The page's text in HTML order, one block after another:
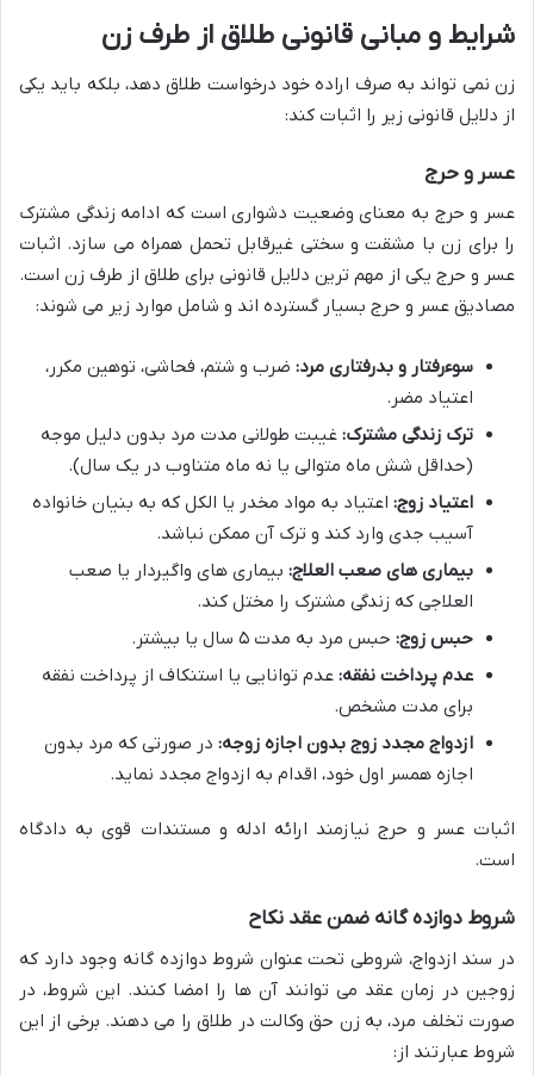
شرایط و مبانی قانونی طلاق از طرف زن
زن نمی تواند به صرف اراده خود درخواست طلاق دهد، بلکه باید یکی
از دلایل قانونی زیر را اثبات کند:
عسر و حرج
عسر و حرج به معنای وضعیت دشواری است که ادامه زندگی مشترک
را برای زن با مشقت و سختی غیرقابل تحمل همراه می سازد. اثبات
عسر و حرج یکی از مهم ترین دلایل قانونی برای طلاق از طرف زن است.
مصادیق عسر و حرج بسیار گسترده اند و شامل موارد زیر می شوند:
سوءرفتار و بدرفتاری مرد: ضرب و شتم، فحاشی، توهین مکرر،
اعتیاد مضر.
ترک زندگی مشترک: غیبت طولانی مدت مرد بدون دلیل موجه
(حداقل شش ماه متوالی یا نه ماه متناوب در یک سال).
اعتیاد زوج: اعتیاد به مواد مخدر یا الکل که به بنیان خانواده
آسیب جدی وارد کند و ترک آن ممکن نباشد.
بیماری های صعب العلاج: بیماری های واگیردار یا صعب
العلاجی که زندگی مشترک را مختل کند.
حبس زوج: حبس مرد به مدت ۵ سال یا بیشتر.
عدم پرداخت نفقه: عدم توانایی یا استنکاف از پرداخت نفقه
برای مدت مشخص.
ازدواج مجدد زوج بدون اجازه زوجه: در صورتی که مرد بدون
اجازه همسر اول خود، اقدام به ازدواج مجدد نماید.
اثبات عسر و حرج نیازمند ارائه ادله و مستندات قوی به دادگاه
است.
شروط دوازده گانه ضمن عقد نکاح
در سند ازدواج، شروطی تحت عنوان شروط دوازده گانه وجود دارد که
زوجین در زمان عقد می توانند آن ها را امضا کنند. این شروط، در
صورت تخلف مرد، به زن حق وکالت در طلاق را می دهند. برخی از این
شروط عبارتند از: